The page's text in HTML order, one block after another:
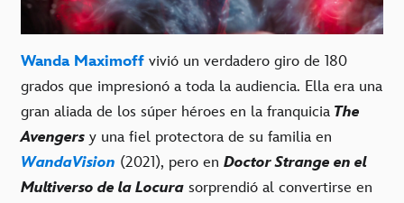
Wanda Maximoff vivió un verdadero giro de 180
grados que impresionó a toda la audiencia. Ella era una
gran aliada de los súper héroes en la franquicia The
Avengers y una fiel protectora de su familia en
WandaVision (2021), pero en Doctor Strange en el
Multiverso de la Locura sorprendió al convertirse en